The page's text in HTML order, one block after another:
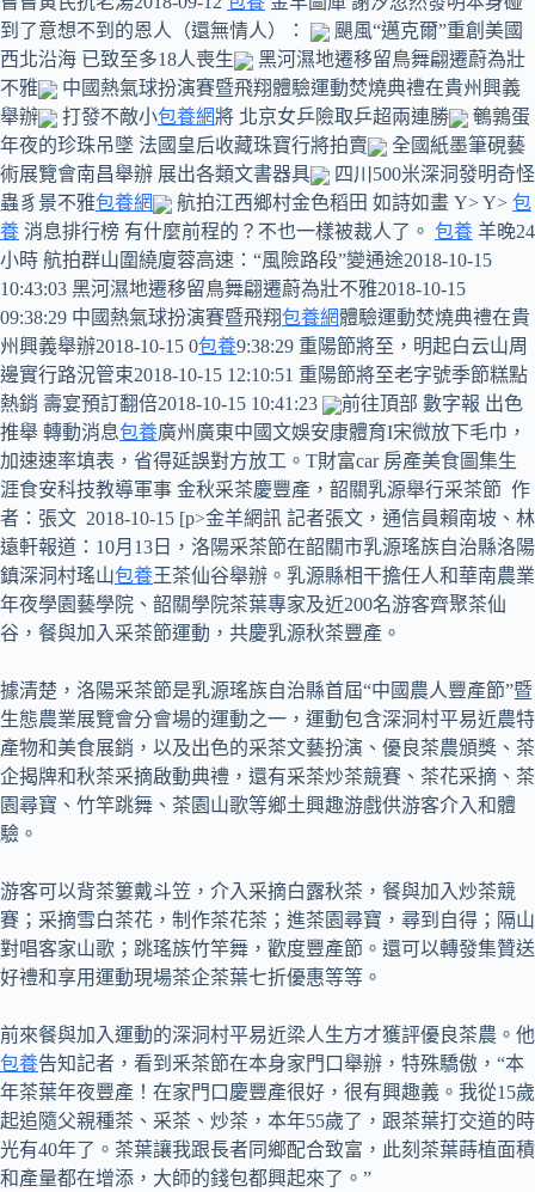
到了意想不到的恩人（還無情人）：
颶風“邁克爾”重創美國
西北沿海 已致至多18人喪生
黑河濕地遷移留鳥舞翩遷蔚為壯
不雅
中國熱氣球扮演賽暨飛翔體驗運動焚燒典禮在貴州興義
舉辦
打發不敵小包養網將 北京女乒險取乒超兩連勝
鵪鶉蛋
年夜的珍珠吊墜 法國皇后收藏珠寶行將拍賣
全國紙墨筆硯藝
術展覽會南昌舉辦 展出各類文書器具
四川500米深洞發明奇怪
蟲豸景不雅包養網 航拍江西鄉村金色稻田 如詩如畫 Y> Y> 包
養 消息排行榜 有什麼前程的？不也一樣被裁人了。 包養 羊晚24
小時 航拍群山圍繞廈蓉高速：“風險路段”變通途2018-10-15
10:43:03 黑河濕地遷移留鳥舞翩遷蔚為壯不雅2018-10-15
09:38:29 中國熱氣球扮演賽暨飛翔包養網體驗運動焚燒典禮在貴
州興義舉辦2018-10-15 0包養9:38:29 重陽節將至，明起白云山周
邊實行路況管束2018-10-15 12:10:51 重陽節將至老字號季節糕點
熱銷 壽宴預訂翻倍2018-10-15 10:41:23
前往頂部 數字報 出色
推舉 轉動消息包養廣州廣東中國文娛安康體育I宋微放下毛巾，
加速速率填表，省得延誤對方放工。T財富car 房產美食圖集生
涯食安科技教導軍事 金秋采茶慶豐產，韶關乳源舉行采茶節 作
者：張文 2018-10-15 [p>金羊網訊 記者張文，通信員賴南坡、林
遠軒報道：10月13日，洛陽采茶節在韶關市乳源瑤族自治縣洛陽
鎮深洞村瑤山包養王茶仙谷舉辦。乳源縣相干擔任人和華南農業
年夜學園藝學院、韶關學院茶葉專家及近200名游客齊聚茶仙
谷，餐與加入采茶節運動，共慶乳源秋茶豐產。
據清楚，洛陽采茶節是乳源瑤族自治縣首屆“中國農人豐產節”暨
生態農業展覽會分會場的運動之一，運動包含深洞村平易近農特
產物和美食展銷，以及出色的采茶文藝扮演、優良茶農頒獎、茶
企揭牌和秋茶采摘啟動典禮，還有采茶炒茶競賽、茶花采摘、茶
園尋寶、竹竿跳舞、茶園山歌等鄉土興趣游戲供游客介入和體
驗。
游客可以背茶簍戴斗笠，介入采摘白露秋茶，餐與加入炒茶競
賽；采摘雪白茶花，制作茶花茶；進茶園尋寶，尋到自得；隔山
對唱客家山歌；跳瑤族竹竿舞，歡度豐產節。還可以轉發集贊送
好禮和享用運動現場茶企茶葉七折優惠等等。
前來餐與加入運動的深洞村平易近梁人生方才獲評優良茶農。他
包養告知記者，看到釆茶節在本身家門口舉辦，特殊驕傲，“本
年茶葉年夜豐產！在家門口慶豐產很好，很有興趣義。我從15歲
起追隨父親種茶、采茶、炒茶，本年55歲了，跟茶葉打交道的時
光有40年了。茶葉讓我跟長者同鄉配合致富，此刻茶葉蒔植面積
和產量都在增添，大師的錢包都興起來了。”